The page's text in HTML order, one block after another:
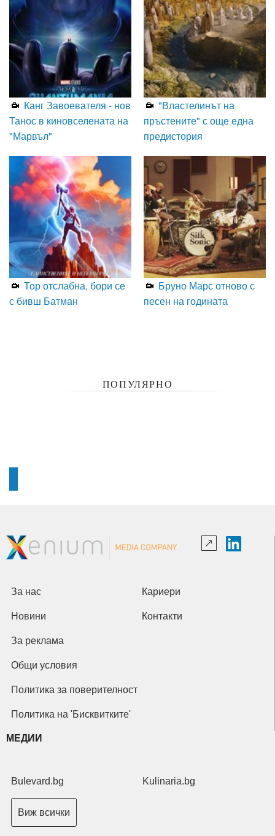
Канг Завоевателя - нов
Танос в киновселената на
"Марвъл"
"Властелинът на
пръстените" с още една
предистория
Тор отслабна, бори се
с бивш Батман
Бруно Марс отново с
песен на годината
ПОПУЛЯРНО
За нас Кариери
Новини Контакти
За реклама
Общи условия
Политика за поверителност
Политика на 'Бисквитките'
МЕДИИ
Bulevard.bg Kulinaria.bg
Виж всички